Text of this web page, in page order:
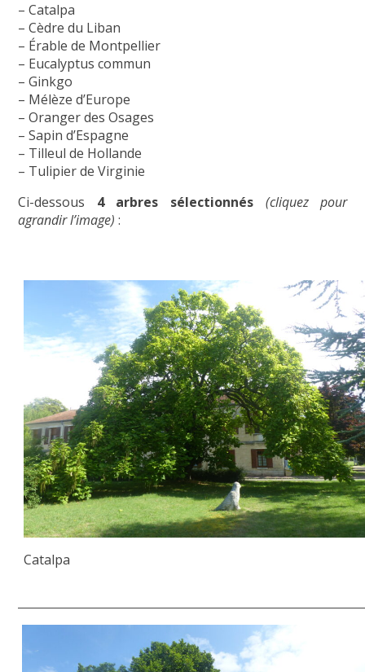
– Catalpa
– Cèdre du Liban
– Érable de Montpellier
– Eucalyptus commun
– Ginkgo
– Mélèze d’Europe
– Oranger des Osages
– Sapin d’Espagne
– Tilleul de Hollande
– Tulipier de Virginie
Ci-dessous 4 arbres sélectionnés
(cliquez pour
agrandir l’image) :
Catalpa